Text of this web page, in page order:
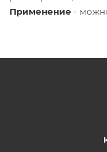
Применение -